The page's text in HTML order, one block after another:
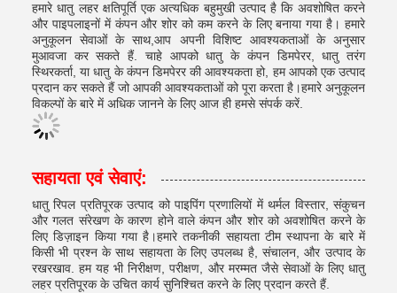
हमारे धातु लहर क्षतिपूर्ति एक अत्यधिक बहुमुखी उत्पाद है कि अवशोषित करने
और पाइपलाइनों में कंपन और शोर को कम करने के लिए बनाया गया है। हमारे
अनुकूलन सेवाओं के साथ,आप अपनी विशिष्ट आवश्यकताओं के अनुसार
मुआवजा कर सकते हैं. चाहे आपको धातु के कंपन डिमपेरर, धातु तरंग
स्थिरकर्ता, या धातु के कंपन डिमपेरर की आवश्यकता हो, हम आपको एक उत्पाद
प्रदान कर सकते हैं जो आपकी आवश्यकताओं को पूरा करता है।हमारे अनुकूलन
विकल्पों के बारे में अधिक जानने के लिए आज ही हमसे संपर्क करें.
सहायता एवं सेवाएं:
धातु रिपल प्रतिपूरक उत्पाद को पाइपिंग प्रणालियों में थर्मल विस्तार, संकुचन
और गलत संरेखण के कारण होने वाले कंपन और शोर को अवशोषित करने के
लिए डिज़ाइन किया गया है।हमारे तकनीकी सहायता टीम स्थापना के बारे में
किसी भी प्रश्न के साथ सहायता के लिए उपलब्ध है, संचालन, और उत्पाद के
रखरखाव. हम यह भी निरीक्षण, परीक्षण, और मरम्मत जैसे सेवाओं के लिए धातु
लहर प्रतिपूरक के उचित कार्य सुनिश्चित करने के लिए प्रदान करते हैं.